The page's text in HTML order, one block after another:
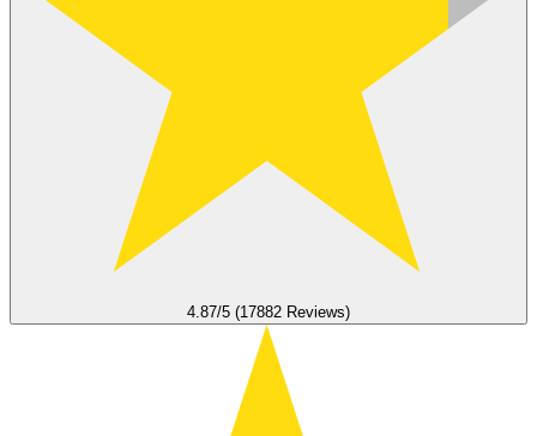
4.87/5 (17882 Reviews)